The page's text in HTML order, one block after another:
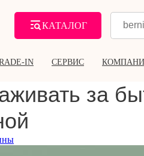
КАТАЛОГ
IN СЕРВИС
за